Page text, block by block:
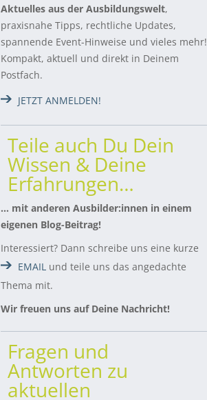
Aktuelles aus der Ausbildungswelt,
praxisnahe Tipps, rechtliche Updates,
spannende Event-Hinweise und vieles mehr!
Kompakt, aktuell und direkt in Deinem
Postfach.
JETZT ANMELDEN!
Teile auch Du Dein
Wissen & Deine
Erfahrungen…
… mit anderen Ausbilder:innen in einem
eigenen Blog-Beitrag!
Interessiert? Dann schreibe uns eine kurze
EMAIL und teile uns das angedachte
Thema mit.
Wir freuen uns auf Deine Nachricht!
Fragen und
Antworten zu
aktuellen